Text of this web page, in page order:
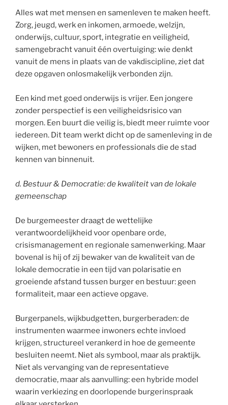
Alles wat met mensen en samenleven te maken heeft.
Zorg, jeugd, werk en inkomen, armoede, welzijn,
onderwijs, cultuur, sport, integratie en veiligheid,
samengebracht vanuit één overtuiging: wie denkt
vanuit de mens in plaats van de vakdiscipline, ziet dat
deze opgaven onlosmakelijk verbonden zijn.
Een kind met goed onderwijs is vrijer. Een jongere
zonder perspectief is een veiligheidsrisico van
morgen. Een buurt die veilig is, biedt meer ruimte voor
iedereen. Dit team werkt dicht op de samenleving in de
wijken, met bewoners en professionals die de stad
kennen van binnenuit.
d. Bestuur & Democratie: de kwaliteit van de lokale
gemeenschap
De burgemeester draagt de wettelijke
verantwoordelijkheid voor openbare orde,
crisismanagement en regionale samenwerking. Maar
bovenal is hij of zij bewaker van de kwaliteit van de
lokale democratie in een tijd van polarisatie en
groeiende afstand tussen burger en bestuur: geen
formaliteit, maar een actieve opgave.
Burgerpanels, wijkbudgetten, burgerberaden: de
instrumenten waarmee inwoners echte invloed
krijgen, structureel verankerd in hoe de gemeente
besluiten neemt. Niet als symbool, maar als praktijk.
Niet als vervanging van de representatieve
democratie, maar als aanvulling: een hybride model
waarin verkiezing en doorlopende burgerinspraak